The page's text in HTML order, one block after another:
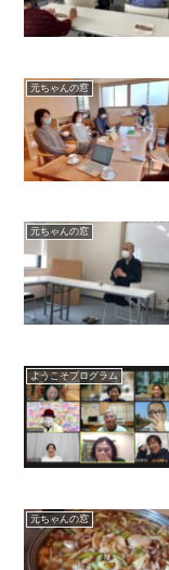
元ちゃんの窓
元ちゃんの窓
ようこそプログラム
元ちゃんの窓